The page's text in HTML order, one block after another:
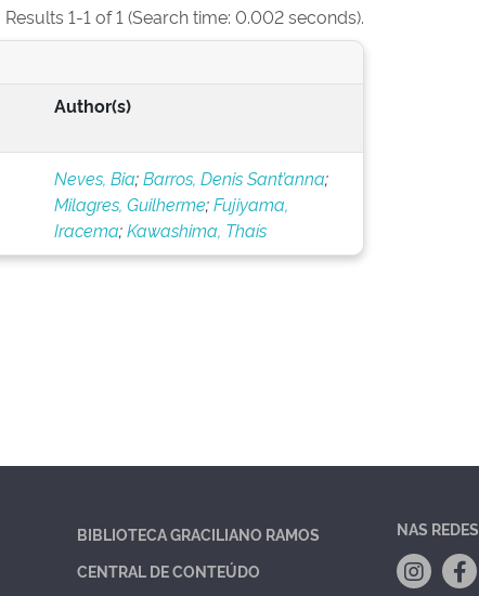
Results 1-1 of 1 (Search time: 0.002 seconds).
Author(s)
Neves, Bia;Barros, Denis Sant’anna;
Milagres, Guilherme;Fujiyama,
Iracema;Kawashima, Thaís
BIBLIOTECA GRACILIANO RAMOS
CENTRAL DE CONTEÚDO
NAS REDES